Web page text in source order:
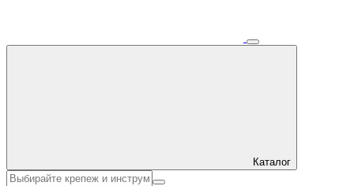
Каталог